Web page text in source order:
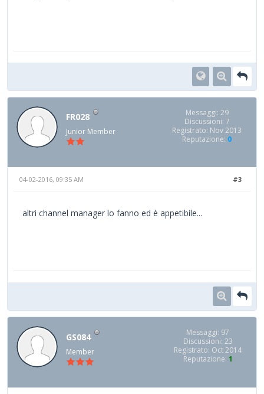
FR028
Junior Member
Messaggi: 29
Discussioni: 7
Registrato: Nov 2013
Reputazione: 0
#3
04-02-2016, 09:35 AM
altri channel manager lo fanno ed è appetibile...
GS084
Member
Messaggi: 97
Discussioni: 23
Registrato: Oct 2014
Reputazione: 1